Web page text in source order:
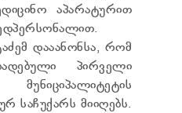
აპარატურით
დააანონსა, რომ
პირველი
საჩუქარს მიიღებს.